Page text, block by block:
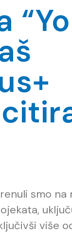
smo
više